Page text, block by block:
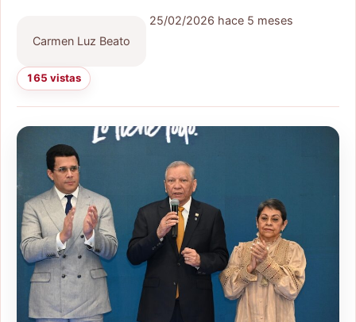
Carmen Luz Beato
25/02/2026 hace 5 meses
165 vistas